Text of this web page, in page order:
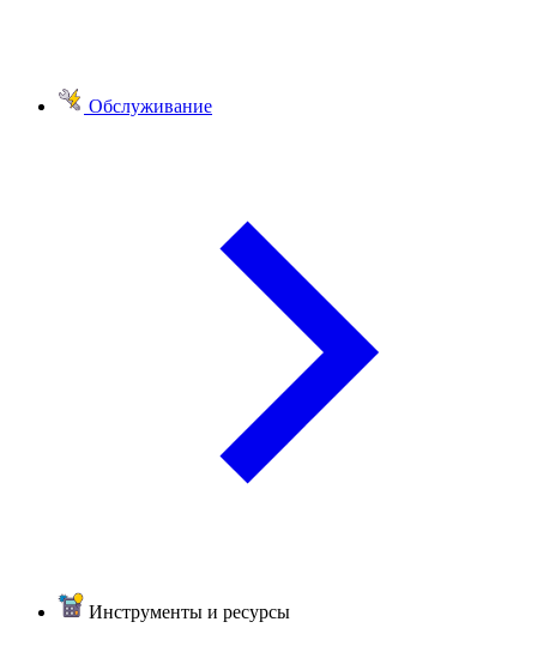
Обслуживание
Инструменты и ресурсы